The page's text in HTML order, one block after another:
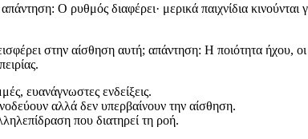
Ο ρυθμός διαφέρει· μερικά παιχνίδια
στην αίσθηση αυτή; απάντηση: Η ποιότητα ήχου,
ευανάγνωστες ενδείξεις.
αλλά δεν υπερβαίνουν την αίσθηση.
που διατηρεί τη ροή.